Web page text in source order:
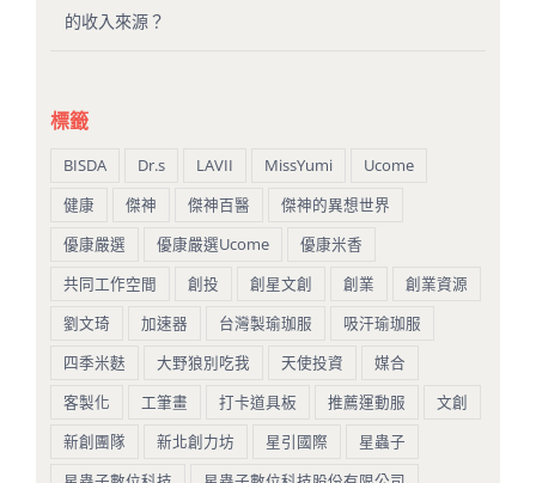
的收入來源？
標籤
BISDA Dr.s LAVII MissYumi
Ucome
健康
傑神 傑神百醫
傑神的異想世界
優康嚴選
優康嚴選Ucome
優康米香
共同工作空間
創投 創星文創 創業
創業資源
劉文琦
加速器 台灣製瑜珈服
吸汗瑜珈服
四季米麩
大野狼別吃我 天使投資
媒合
客製化
工筆畫 打卡道具板 推薦運動服
文創
新創團隊
新北創力坊 星引國際
星蟲子